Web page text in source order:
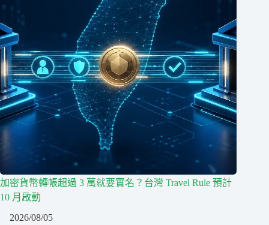
加密貨幣轉帳超過 3 萬就要實名？台灣 Travel Rule 預計
10 月啟動
2026/08/05